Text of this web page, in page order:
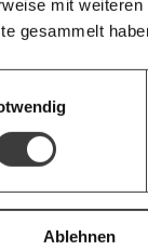
mit
gesammelt
Ablehnen
absetzen:Fragen und
Die